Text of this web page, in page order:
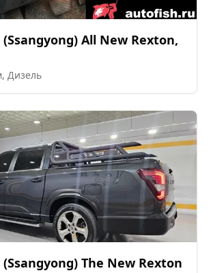
All New Rexton,
Дизель
The New Rexton